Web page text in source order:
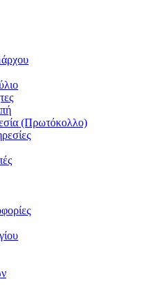
(Πρωτόκολλο)